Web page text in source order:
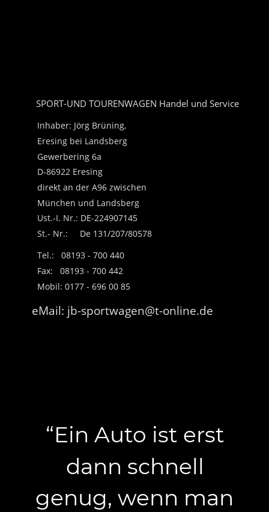
“Ein Auto ist erst
dann schnell
genug, wenn man
Inhaber: Jörg Brüning,
Eresing bei Landsberg
Gewerbering 6a
D-86922 Eresing
direkt an der A96 zwischen
München und Landsberg
Ust.-I. Nr.: DE-224907145
St.- Nr.:     De 131/207/80578
Tel.:   08193 - 700 440
Fax:   08193 - 700 442
Mobil: 0177 - 696 00 85
SPORT-UND TOURENWAGEN Handel und Service
eMail: jb-sportwagen@t-online.de